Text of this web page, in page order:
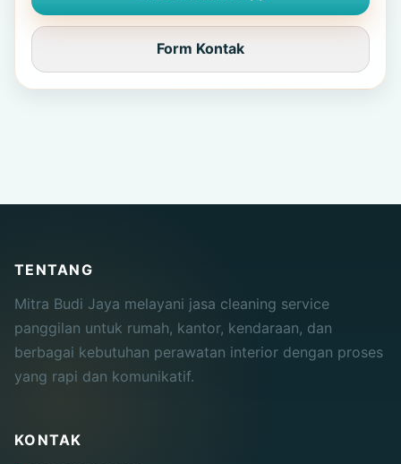
Form Kontak
TENTANG
Mitra Budi Jaya melayani jasa cleaning service
panggilan untuk rumah, kantor, kendaraan, dan
berbagai kebutuhan perawatan interior dengan proses
yang rapi dan komunikatif.
KONTAK